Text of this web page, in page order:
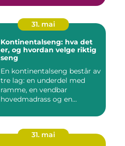
31. mai
Kontinentalseng: hva det
er, og hvordan velge riktig
seng
En kontinentalseng består av
tre lag: en underdel med
ramme, en vendbar
hovedmadrass og en
31. mai